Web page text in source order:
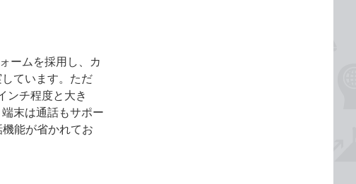
ームを採用し、カ
ています。ただ
ンチ程度と大き
末は通話もサポー
能が省かれてお